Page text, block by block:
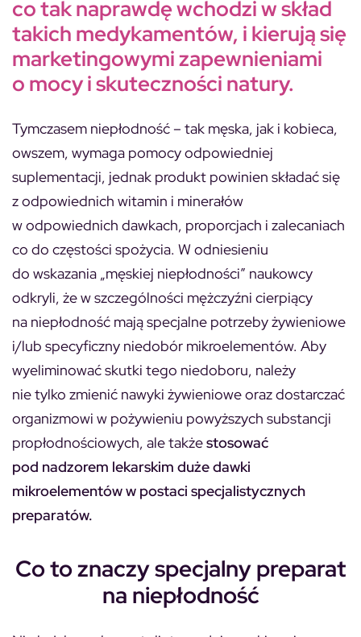
co tak naprawdę wchodzi w skład
takich medykamentów, i kierują się
marketingowymi zapewnieniami
o mocy i skuteczności natury.
Tymczasem niepłodność – tak męska, jak i kobieca,
owszem, wymaga pomocy odpowiedniej
suplementacji, jednak produkt powinien składać się
z odpowiednich witamin i minerałów
w odpowiednich dawkach, proporcjach i zalecaniach
co do częstości spożycia. W odniesieniu
do wskazania „męskiej niepłodności” naukowcy
odkryli, że w szczególności mężczyźni cierpiący
na niepłodność mają specjalne potrzeby żywieniowe
i/lub specyficzny niedobór mikroelementów. Aby
wyeliminować skutki tego niedoboru, należy
nie tylko zmienić nawyki żywieniowe oraz dostarczać
organizmowi w pożywieniu powyższych substancji
propłodnościowych, ale takżestosować
pod nadzorem lekarskim duże dawki
mikroelementów w postaci specjalistycznych
preparatów.
Co to znaczy specjalny preparat
na niepłodność